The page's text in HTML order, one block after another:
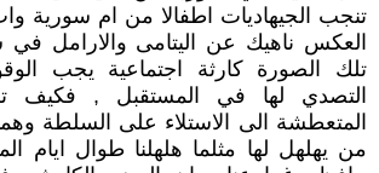
تنجب الجيهاديات اطفالا من ام سورية
العكس ناهيك عن اليتامى والارامل في
تلك الصورة كارثة اجتماعية يجب
التصدي لها في المستقبل , فكيف
المتعطشة الى الاستلاء على السلطة
من يهلهل لها مثلما هلهلنا طوال ايام